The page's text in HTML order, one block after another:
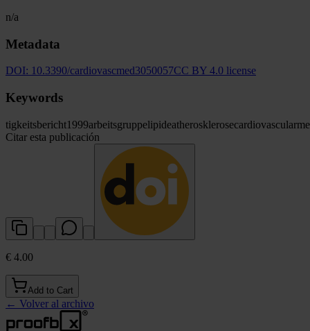
n/a
Metadata
DOI: 10.3390/cardiovascmed3050057CC BY 4.0 license
Keywords
tigkeitsbericht1999arbeitsgruppelipideatherosklerosecardiovascular
Citar esta publicación
€ 4.00
Add to Cart
← Volver al archivo